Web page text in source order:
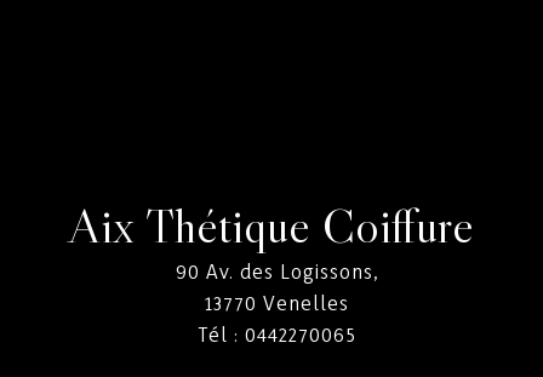
Aix Thétique Coiffure
90 Av. des Logissons,
13770 Venelles
Tél : 0442270065